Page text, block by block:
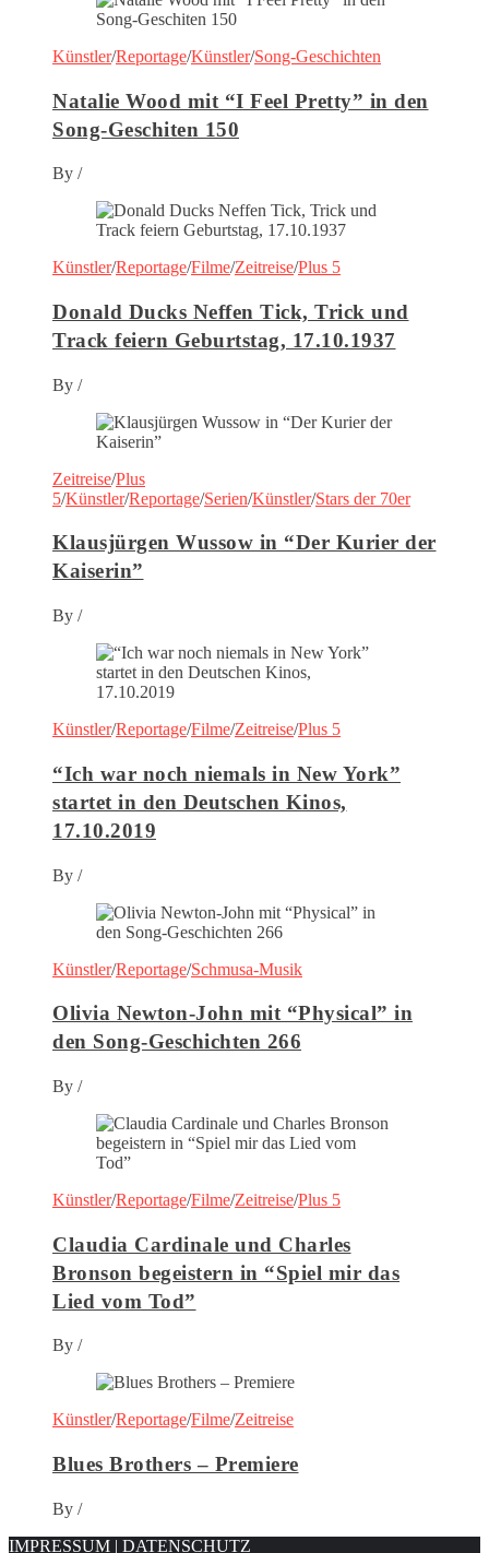
Künstler/Reportage/Künstler/Song-Geschichten
Natalie Wood mit “I Feel Pretty” in den
Song-Geschiten 150
By /
Künstler/Reportage/Filme/Zeitreise/Plus 5
Donald Ducks Neffen Tick, Trick und
Track feiern Geburtstag, 17.10.1937
By /
Zeitreise/Plus
5/Künstler/Reportage/Serien/Künstler/Stars der 70er
Klausjürgen Wussow in “Der Kurier der
Kaiserin”
By /
Künstler/Reportage/Filme/Zeitreise/Plus 5
“Ich war noch niemals in New York”
startet in den Deutschen Kinos,
17.10.2019
By /
Künstler/Reportage/Schmusa-Musik
Olivia Newton-John mit “Physical” in
den Song-Geschichten 266
By /
Künstler/Reportage/Filme/Zeitreise/Plus 5
Claudia Cardinale und Charles
Bronson begeistern in “Spiel mir das
Lied vom Tod”
By /
Künstler/Reportage/Filme/Zeitreise
Blues Brothers – Premiere
By /
IMPRESSUM | DATENSCHUTZ